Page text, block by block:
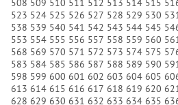
523 524 525 526 527 528 529 530 531
538 539 540 541 542 543 544 545
553 554 555 556 557 558 559 560 561
568 569 570 571 572 573 574 575
583 584 585 586 587 588 589 590 591
598 599 600 601 602 603 604 605
613 614 615 616 617 618 619 620 621
628 629 630 631 632 633 634 635